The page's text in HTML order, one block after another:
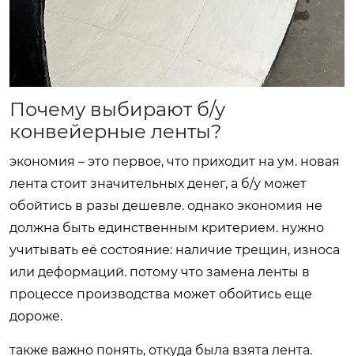
Почему выбирают б/у
конвейерные ленты?
экономия – это первое, что приходит на ум. новая
лента стоит значительных денег, а б/у может
обойтись в разы дешевле. однако экономия не
должна быть единственным критерием. нужно
учитывать её состояние: наличие трещин, износа
или деформаций. потому что замена ленты в
процессе производства может обойтись еще
дороже.
также важно понять, откуда была взята лента.